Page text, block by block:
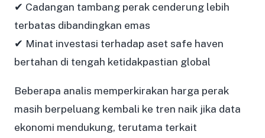
✔ Cadangan tambang perak cenderung lebih
terbatas dibandingkan emas
✔ Minat investasi terhadap aset safe haven
bertahan di tengah ketidakpastian global
Beberapa analis memperkirakan harga perak
masih berpeluang kembali ke tren naik jika data
ekonomi mendukung, terutama terkait